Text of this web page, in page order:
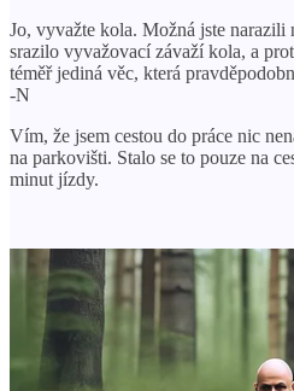
Jo, vyvažte kola. Možná jste narazili
srazilo vyvažovací závaží kola, a
téměř jediná věc, která
-N
Vím, že jsem cestou do práce nic
na parkovišti. Stalo se to pouze na
minut jízdy.